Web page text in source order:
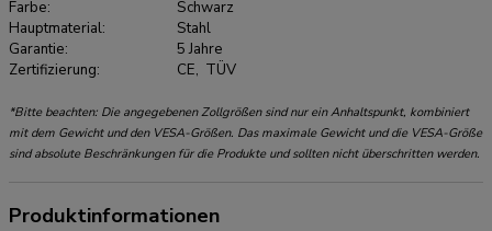
den Kits ist jeweils ein Adapter für die Logitech Rally Bar
(Mini) bzw. Bose Professional VB-S/VB1 enthalten. Für die
MOVE Lift Serie ist außerdem diverses weiteres Zubehör
oder das praktische ABL-875 Rollenbremsschloss-Kit
Farbe:
Schwarz
Hauptmaterial:
Stahl
Garantie:
5 Jahre
Zertifizierung:
CE, TÜV
*Bitte beachten: Die angegebenen Zollgrößen sind nur ein Anhaltspunkt, kombiniert
mit dem Gewicht und den VESA-Größen. Das maximale Gewicht und die VESA-Größe
sind absolute Beschränkungen für die Produkte und sollten nicht überschritten werden.
Produktinformationen